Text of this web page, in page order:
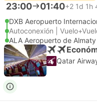
23:00 01:40+2 1d 1h
DXB Aeropuerto
Autoconexión |
ALA Aeropuerto de Almaty
Qatar